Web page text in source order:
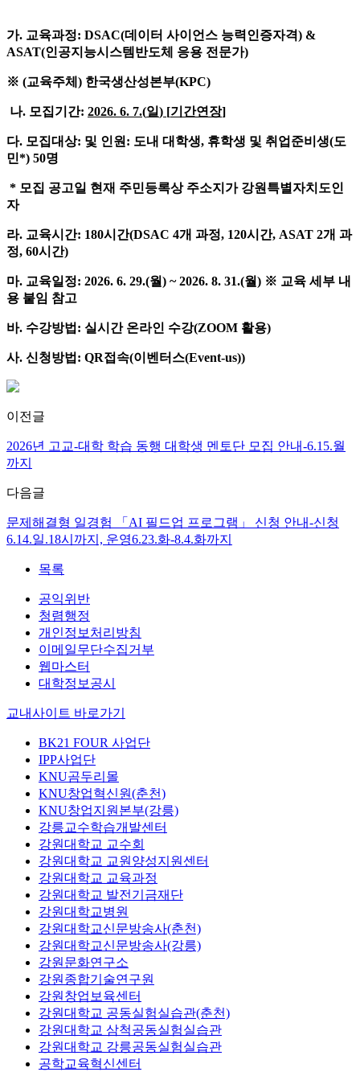
가. 교육과정: DSAC(데이터 사이언스 능력인증자격) &
ASAT(인공지능시스템반도체 응용 전문가)
※ (교육주체) 한국생산성본부(KPC)
나. 모집기간: 2026. 6. 7.(일) [기간연장]
다. 모집대상: 및 인원: 도내 대학생, 휴학생 및 취업준비생(도
민*) 50명
* 모집 공고일 현재 주민등록상 주소지가 강원특별자치도인
자
라. 교육시간: 180시간(DSAC 4개 과정, 120시간, ASAT 2개 과
정, 60시간)
마. 교육일정: 2026. 6. 29.(월) ~ 2026. 8. 31.(월) ※ 교육 세부 내
용 붙임 참고
바. 수강방법: 실시간 온라인 수강(ZOOM 활용)
사. 신청방법: QR접속(이벤터스(Event-us))
이전글
2026년 고교-대학 학습 동행 대학생 멘토단 모집 안내-6.15.월
까지
다음글
문제해결형 일경험 「AI 필드업 프로그램」 신청 안내-신청
6.14.일.18시까지, 운영6.23.화-8.4.화까지
목록
공익위반
청렴행정
개인정보처리방침
이메일무단수집거부
웹마스터
대학정보공시
교내사이트 바로가기
BK21 FOUR 사업단
IPP사업단
KNU곰두리몰
KNU창업혁신원(춘천)
KNU창업지원본부(강릉)
강릉교수학습개발센터
강원대학교 교수회
강원대학교 교원양성지원센터
강원대학교 교육과정
강원대학교 발전기금재단
강원대학교병원
강원대학교신문방송사(춘천)
강원대학교신문방송사(강릉)
강원문화연구소
강원종합기술연구원
강원창업보육센터
강원대학교 공동실험실습관(춘천)
강원대학교 삼척공동실험실습관
강원대학교 강릉공동실험실습관
공학교육혁신센터